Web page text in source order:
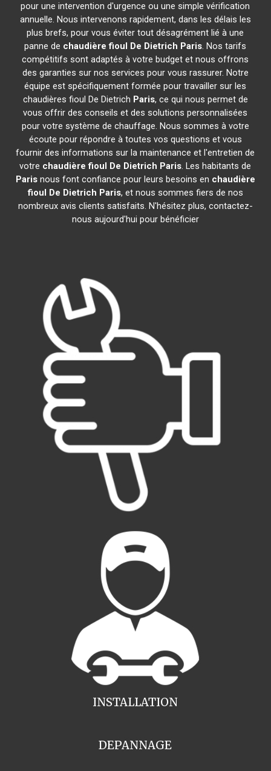
pour une intervention d'urgence ou une simple vérification
annuelle. Nous intervenons rapidement, dans les délais les
plus brefs, pour vous éviter tout désagrément lié à une
panne de chaudière fioul De Dietrich Paris. Nos tarifs
compétitifs sont adaptés à votre budget et nous offrons
des garanties sur nos services pour vous rassurer. Notre
équipe est spécifiquement formée pour travailler sur les
chaudières fioul De Dietrich Paris, ce qui nous permet de
vous offrir des conseils et des solutions personnalisées
pour votre système de chauffage. Nous sommes à votre
écoute pour répondre à toutes vos questions et vous
fournir des informations sur la maintenance et l'entretien de
votre chaudière fioul De Dietrich Paris. Les habitants de
Parisnous font confiance pour leurs besoins en chaudière
fioul De Dietrich Paris, et nous sommes fiers de nos
nombreux avis clients satisfaits. N'hésitez plus, contactez-
nous aujourd'hui pour bénéficier
INSTALLATION
DEPANNAGE